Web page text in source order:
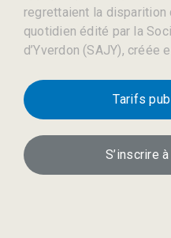
regrettaient la disparition
quotidien édité par la
d’Yverdon (SAJY), créée
Tarifs
S’inscrire